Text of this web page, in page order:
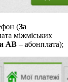
(За
міжміських
AB – абонплата);